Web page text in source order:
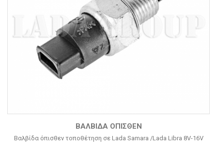
ΒΑΛΒΊΔΑ ΌΠΙΣΘΕΝ
Βαλβίδα όπισθεν τοποθέτηση σε Lada Samara /Lada Libra 8V-16V